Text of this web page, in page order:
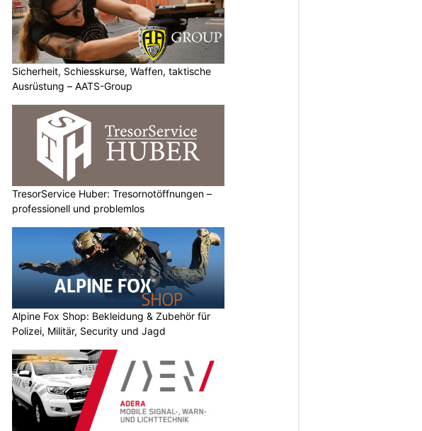
Sicherheit, Schiesskurse, Waffen, taktische
Ausrüstung – AATS-Group
TresorService Huber: Tresornotöffnungen –
professionell und problemlos
Alpine Fox Shop: Bekleidung & Zubehör für
Polizei, Militär, Security und Jagd